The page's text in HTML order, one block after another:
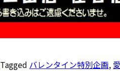
Tagged バレンタイン特別企画,